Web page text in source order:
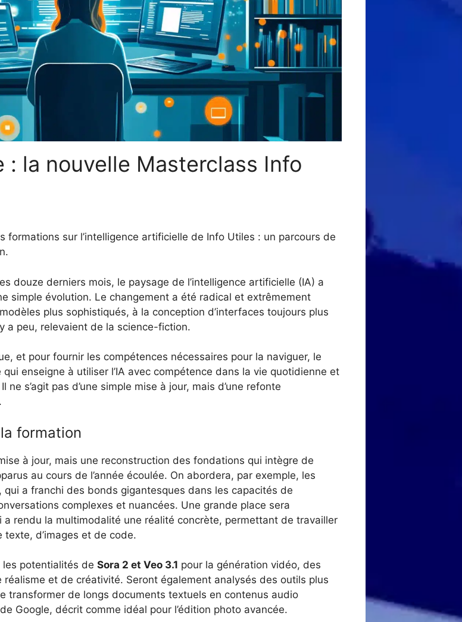
la nouvelle Masterclass Info
formations sur l’intelligence artificielle de Info Utiles : un parcours de
douze derniers mois, le paysage de l’intelligence artificielle (IA) a
simple évolution. Le changement a été radical et extrêmement
plus sophistiqués, à la conception d’interfaces toujours plus
a peu, relevaient de la science-fiction.
et pour fournir les compétences nécessaires pour la naviguer, le
enseigne à utiliser l’IA avec compétence dans la vie quotidienne et
s’agit pas d’une simple mise à jour, mais d’une refonte
formation
à jour, mais une reconstruction des fondations qui intègre de
au cours de l’année écoulée. On abordera, par exemple, les
, qui a franchi des bonds gigantesques dans les capacités de
complexes et nuancées. Une grande place sera
a rendu la multimodalité une réalité concrète, permettant de travailler
d’images et de code.
les potentialités de Sora 2 et Veo 3.1 pour la génération vidéo, des
et de créativité. Seront également analysés des outils plus
transformer de longs documents textuels en contenus audio
Google, décrit comme idéal pour l’édition photo avancée.